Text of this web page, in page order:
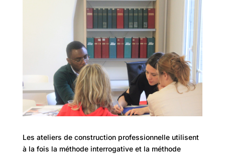
Les ateliers de construction professionnelle utilisent
à la fois la méthode interrogative et la méthode